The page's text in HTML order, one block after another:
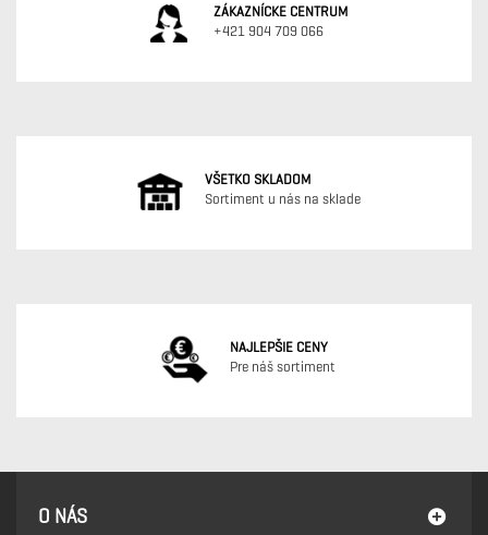
ZÁKAZNÍCKE CENTRUM
+421 904 709 066
VŠETKO SKLADOM
Sortiment u nás na sklade
NAJLEPŠIE CENY
Pre náš sortiment
O NÁS